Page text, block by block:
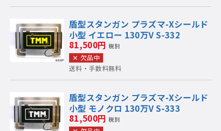
盾型スタンガン プラズマ-Xシールド
小型 イエロー 130万V S-332
81,500円 税別
欠品中
送料・手数料無料
盾型スタンガン プラズマ-Xシールド
小型 モノクロ 130万V S-333
81,500円 税別